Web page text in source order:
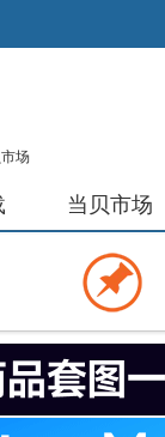
当贝市场